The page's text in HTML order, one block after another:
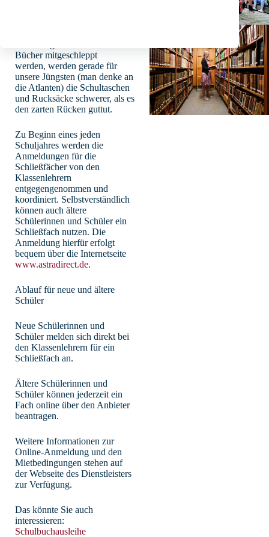
Bücher mitgeschleppt
werden, werden gerade für
unsere Jüngsten (man denke an
die Atlanten) die Schultaschen
und Rucksäcke schwerer, als es
den zarten Rücken guttut.
Zu Beginn eines jeden
Schuljahres werden die
Anmeldungen für die
Schließfächer von den
Klassenlehrern
entgegengenommen und
koordiniert. Selbstverständlich
können auch ältere
Schülerinnen und Schüler ein
Schließfach nutzen. Die
Anmeldung hierfür erfolgt
bequem über die Internetseite
www.astradirect.de.
Ablauf für neue und ältere
Schüler
Neue Schülerinnen und
Schüler melden sich direkt bei
den Klassenlehrern für ein
Schließfach an.
Ältere Schülerinnen und
Schüler können jederzeit ein
Fach online über den Anbieter
beantragen.
Weitere Informationen zur
Online-Anmeldung und den
Mietbedingungen stehen auf
der Webseite des Dienstleisters
zur Verfügung.
Das könnte Sie auch
interessieren:
Schulbuchausleihe